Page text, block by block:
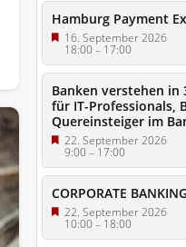
Hamburg Payment
16. September 2026
18:00– 17:00
Banken verstehen in
für IT-Professionals,
Quereinsteiger im
22. September 2026
9:00–17:00
CORPORATE
22. September 2026
10:00– 18:00